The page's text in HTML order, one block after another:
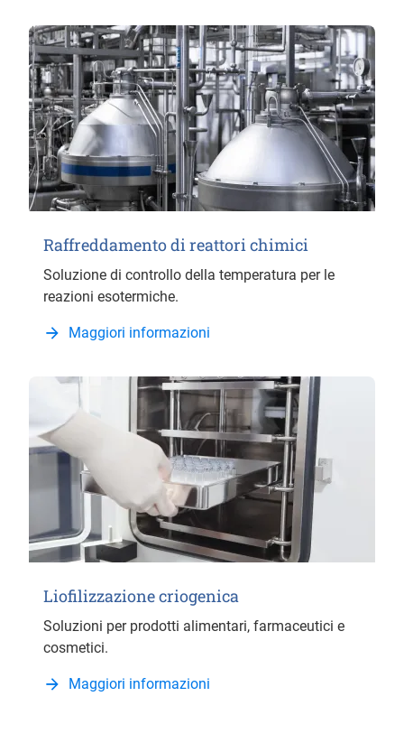
Raffreddamento di reattori chimici
Soluzione di controllo della temperatura per le
reazioni esotermiche.
Maggiori informazioni
Liofilizzazione criogenica
Soluzioni per prodotti alimentari, farmaceutici e
cosmetici.
Maggiori informazioni